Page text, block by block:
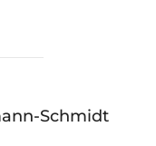
Schmidt